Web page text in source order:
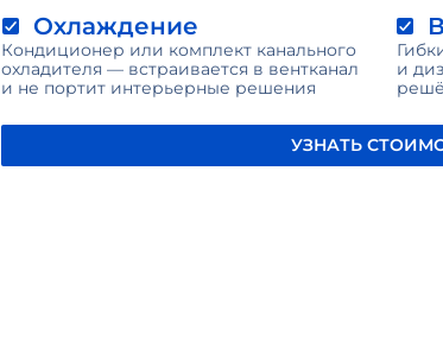
Охлаждение
Кондиционер или комплект канального
охладителя — встраивается в вентканал
и не портит интерьерные решения
и
УЗНАТЬ